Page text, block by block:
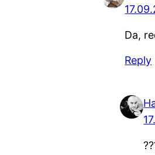
Da,
Reply